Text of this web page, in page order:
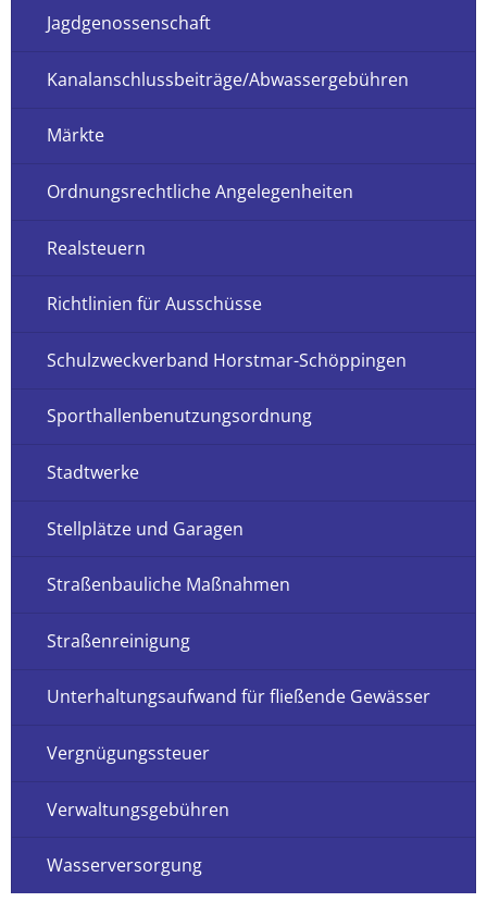
Jagdgenossenschaft
Kanalanschlussbeiträge/Abwassergebühren
Märkte
Ordnungsrechtliche Angelegenheiten
Realsteuern
Richtlinien für Ausschüsse
Schulzweckverband Horstmar-Schöppingen
Sporthallenbenutzungsordnung
Stadtwerke
Stellplätze und Garagen
Straßenbauliche Maßnahmen
Straßenreinigung
Unterhaltungsaufwand für fließende Gewässer
Vergnügungssteuer
Verwaltungsgebühren
Wasserversorgung